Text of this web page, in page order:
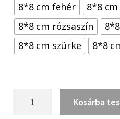
8*8 cm fehér
8*8
8*8 cm rózsaszín
8*8 cm szürke
8*8
Kosárba